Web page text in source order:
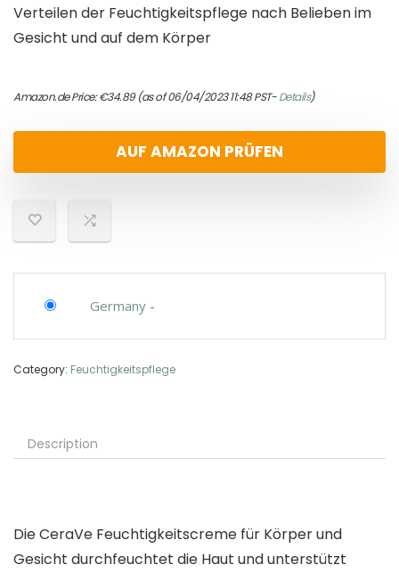
Verteilen der Feuchtigkeitspflege nach Belieben im
Gesicht und auf dem Körper
Amazon.de Price:€34.89(as of 06/04/2023 11:48 PST-Details)
AUF AMAZON PRÜFEN
Germany -
Category: Feuchtigkeitspflege
Description
Die CeraVe Feuchtigkeitscreme für Körper und
Gesicht durchfeuchtet die Haut und unterstützt